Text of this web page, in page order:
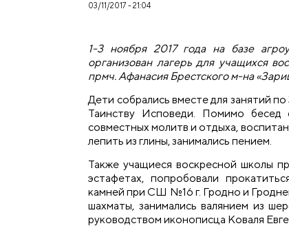
03/11/2017 - 21:04
1-3 ноября 2017 года на базе
организован лагерь для учащихся
прмч. Афанасия Брестского м-на
Дети собрались вместе для занятий
Таинству Исповеди. Помимо бесед
совместных молитв и отдыха,
лепить из глины, занимались пением.
Также учащиеся воскресной школы
эстафетах, попробовали
камней при СШ №16 г. Гродно и
шахматы, занимались валянием из
руководством иконописца Коваля